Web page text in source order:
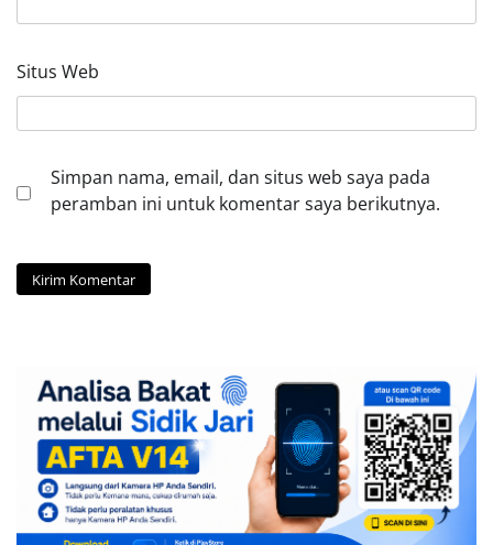
Situs Web
Simpan nama, email, dan situs web saya pada
peramban ini untuk komentar saya berikutnya.